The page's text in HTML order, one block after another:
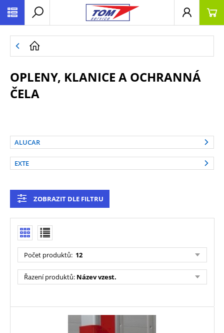
OPLENY, KLANICE A OCHRANNÁ
ČELA
ALUCAR
EXTE
ZOBRAZIT DLE FILTRU
Počet produktů: 12
Řazení produktů: Název vzest.